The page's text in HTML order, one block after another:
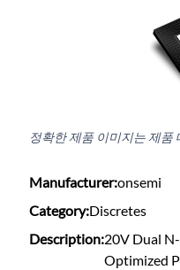
정확한 제품 이미지는 제품
Manufacturer:onsemi
Category:Discretes
Description:20V Dual
Optimized